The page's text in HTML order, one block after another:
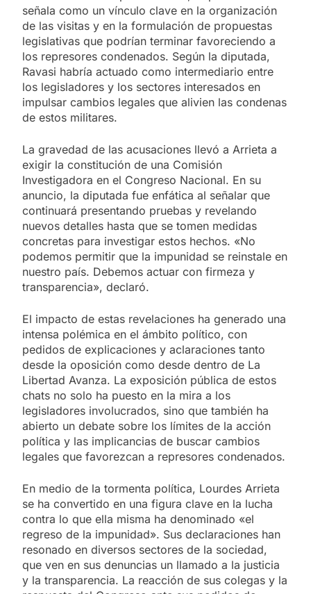
señala como un vínculo clave en la organización
de las visitas y en la formulación de propuestas
legislativas que podrían terminar favoreciendo a
los represores condenados. Según la diputada,
Ravasi habría actuado como intermediario entre
los legisladores y los sectores interesados en
impulsar cambios legales que alivien las condenas
de estos militares.
La gravedad de las acusaciones llevó a Arrieta a
exigir la constitución de una Comisión
Investigadora en el Congreso Nacional. En su
anuncio, la diputada fue enfática al señalar que
continuará presentando pruebas y revelando
nuevos detalles hasta que se tomen medidas
concretas para investigar estos hechos. «No
podemos permitir que la impunidad se reinstale en
nuestro país. Debemos actuar con firmeza y
transparencia», declaró.
El impacto de estas revelaciones ha generado una
intensa polémica en el ámbito político, con
pedidos de explicaciones y aclaraciones tanto
desde la oposición como desde dentro de La
Libertad Avanza. La exposición pública de estos
chats no solo ha puesto en la mira a los
legisladores involucrados, sino que también ha
abierto un debate sobre los límites de la acción
política y las implicancias de buscar cambios
legales que favorezcan a represores condenados.
En medio de la tormenta política, Lourdes Arrieta
se ha convertido en una figura clave en la lucha
contra lo que ella misma ha denominado «el
regreso de la impunidad». Sus declaraciones han
resonado en diversos sectores de la sociedad,
que ven en sus denuncias un llamado a la justicia
y la transparencia. La reacción de sus colegas y la